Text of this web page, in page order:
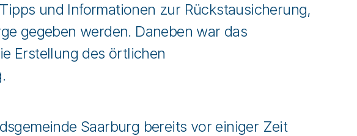
und Informationen zur Rückstausicherung,
gegeben werden. Daneben war das
Erstellung des örtlichen
Saarburg bereits vor einiger Zeit